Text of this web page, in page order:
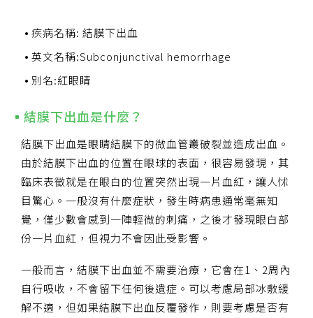
疾病名稱: 結膜下出血
英文名稱:Subconjunctival hemorrhage
別名:紅眼睛
結膜下出血是什麼？
結膜下出血是眼睛結膜下的微血管叢破裂並造成出血。
由於結膜下出血的位置在眼球的表面，很容易發現，其
臨床表徵就是在眼白的位置突然出現一片血紅，讓人怵
目驚心。一般沒有什麼症狀，發生時病患通常毫無知
覺，僅少數會感到一陣輕微的刺痛，之後才發現眼白部
份一片血紅，但視力不會因此受影響。
一般而言，結膜下出血並不需要治療，它會在1、2周內
自行吸收，不會留下任何後遺症。可以考慮局部冰敷緩
解不適，但如果結膜下出血反覆發作，則要考慮是否有